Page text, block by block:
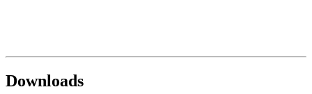
Downloads